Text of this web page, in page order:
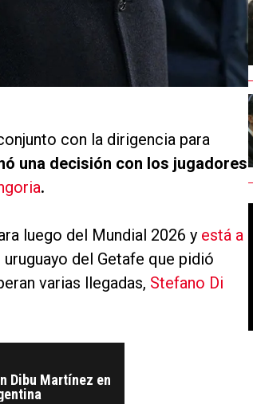
con la dirigencia para
una decisión con los jugadores
.
luego del Mundial 2026 y está a
uruguayo del Getafe que pidió
varias llegadas, Stefano Di
Dibu Martínez en